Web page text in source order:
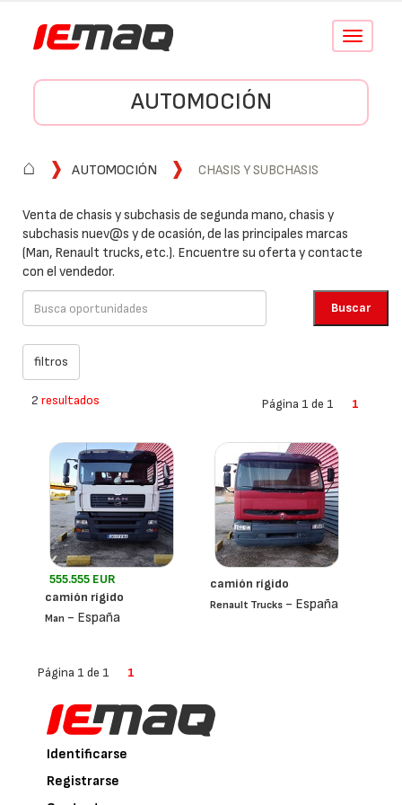
Conmutar
AUTOMOCIÓN
⌂ AUTOMOCIÓN CHASIS Y SUBCHASIS
Venta de chasis y subchasis de segunda mano, chasis y
subchasis nuev@s y de ocasión, de las principales marcas
(Man, Renault trucks, etc.). Encuentre su oferta y contacte
con el vendedor.
2 resultados Página 1 de 1 1
555.555 EUR
camión rígido
Man - España
camión rígido
Renault Trucks - España
Página 1 de 1 1
Identificarse
Registrarse